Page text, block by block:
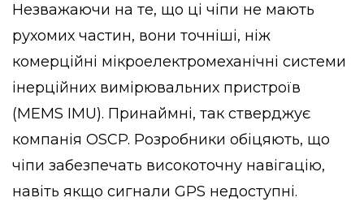
Незважаючи на те, що ці чіпи не мають
рухомих частин, вони точніші, ніж
комерційні мікроелектромеханічні системи
інерційних вимірювальних пристроїв
(MEMS IMU). Принаймні, так стверджує
компанія OSCP. Розробники обіцяють, що
чіпи забезпечать високоточну навігацію,
навіть якщо сигнали GPS недоступні.